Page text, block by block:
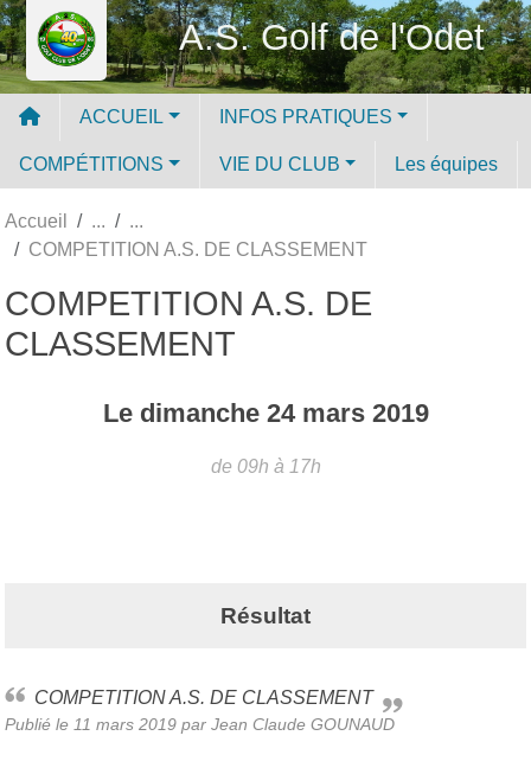
A.S. Golf de l'Odet
ACCUEIL INFOS PRATIQUES
COMPÉTITIONS VIE DU CLUB Les équipes
Accueil
COMPETITION A.S. DE CLASSEMENT
COMPETITION A.S. DE
CLASSEMENT
Le dimanche 24 mars 2019
de 09h à 17h
Résultat
COMPETITION A.S. DE CLASSEMENT
Publié le 11 mars 2019 par Jean Claude GOUNAUD
Panneau de gestion des cookies